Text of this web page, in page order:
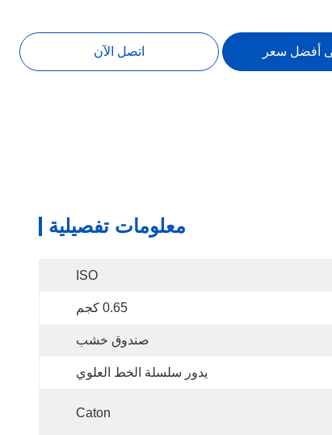
أفضل سعر اتصل الآن
معلومات تفصيلية
ISO
0.65 كجم
صندوق خشب
يدور سلسلة الخط العلوي
Caton